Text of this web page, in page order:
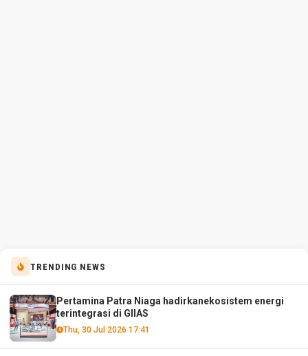
TRENDING NEWS
Pertamina Patra Niaga hadirkanekosistem energi
terintegrasi di GIIAS
Thu, 30 Jul 2026 17:41